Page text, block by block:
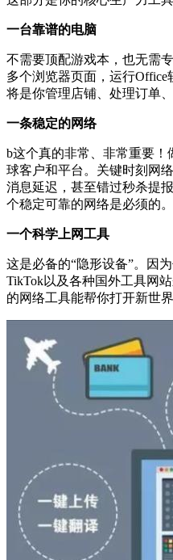
一台靠谱的电脑
不需要顶配游戏本，也无需
多个浏览器页面，运行
将是你管理店铺、处理订单
一条稳定的网络
b这个真的非常、非常重要
球客户和平台。关键时刻网
消息延迟，甚至错过秒杀提
个稳定可靠的网络是必须的。
一个科学上网工具
这是必备的“隐形设备”。因为
TikTok以及各种国外工具网
的网络工具能帮你打开新世界